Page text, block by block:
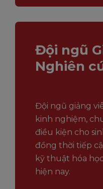
Đội ngũ
Nghiên
Đội ngũ giảng
kinh nghiệm,
điều kiện cho
đồng thời tiếp
kỹ thuật hóa
hiện nay.